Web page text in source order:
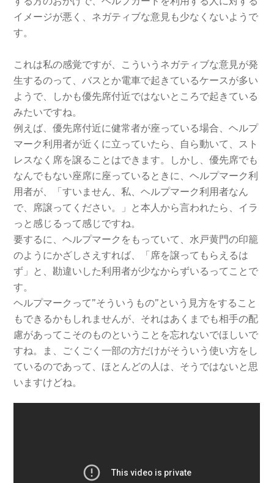
イメージが悪く、ネガティブな意見も少なくないようで
す。
これは私の感覚ですが、こういうネガティブな意見が発
生するのって、バスとか電車で起きているケースが多い
ようで、しかも優先席付近ではないところで起きている
みたいですね。
例えば、優先席付近に健常者が座っている場合、ヘルプ
マーク利用者が近くに立っていたら、自ら動いて、スト
レスなく席を譲ることはできます。しかし、優先席でも
なんでもない座席に座っているときに、ヘルプマーク利
用者が、「すいません、私、ヘルプマーク利用者なん
で、席譲ってください。」と本人から言われたら、イラ
っと感じるって感じですね。
要するに、ヘルプマークをもっていて、水戸黄門の印籠
のようにかざしさえすれば、「席を譲ってもらえるは
ず」と、勘違いした利用者が少なからずいるってことで
す。
ヘルプマークって”そういうもの”という見方をすること
もできるかもしれませんが、それはあくまでも相手の配
慮があってこそのものということを忘れないでほしいで
すね。ま、ごくごく一部の方だけがそういう使い方をし
ているのであって、ほとんどの人は、そうではないと思
いますけどね。